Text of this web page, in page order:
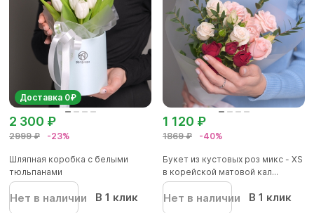
Доставка 0₽
2999 ₽ -23%
2 300 ₽
Шляпная коробка с белыми
тюльпанами
Нет в наличии В 1 клик
1869 ₽ -40%
1 120 ₽
Букет из кустовых роз микс - XS
в корейской матовой кал...
Нет в наличии В 1 клик